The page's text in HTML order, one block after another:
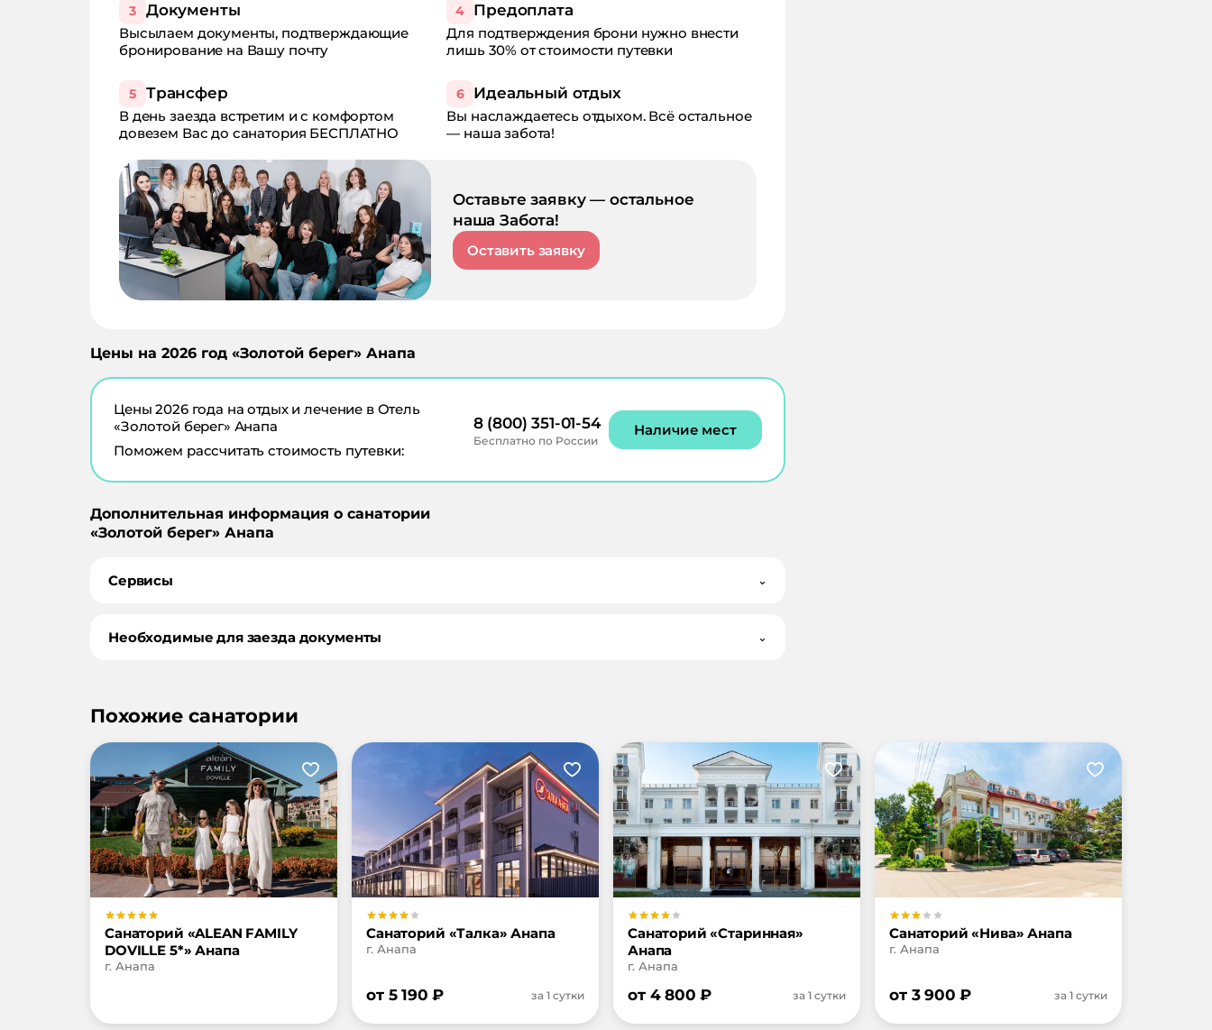
3 Документы
Высылаем документы, подтверждающие
бронирование на Вашу почту
4 Предоплата
Для подтверждения брони нужно внести
лишь 30% от стоимости путевки
5 Трансфер
В день заезда встретим и с комфортом
довезем Вас до санатория БЕСПЛАТНО
6 Идеальный отдых
Вы наслаждаетесь отдыхом. Всё остальное
— наша забота!
Оставьте заявку — остальное
наша Забота!
Оставить заявку
Цены на 2026 год «Золотой берег» Анапа
Цены2026года на отдых и лечение в Отель
«Золотой берег» Анапа
Поможем рассчитать стоимость путевки:
8 (800) 351-01-54
Бесплатно по России
Наличие мест
Дополнительная информация о санатории
«Золотой берег» Анапа
Сервисы ⌄
Необходимые для заезда документы ⌄
Похожие санатории
Санаторий «ALEAN FAMILY
DOVILLE 5*» Анапа
г. Анапа
Санаторий «Талка» Анапа
г. Анапа
от 5 190 ₽ за 1 сутки
Санаторий «Старинная»
Анапа
г. Анапа
от 4 800 ₽ за 1 сутки
Санаторий «Нива» Анапа
г. Анапа
от 3 900 ₽ за 1 сутки